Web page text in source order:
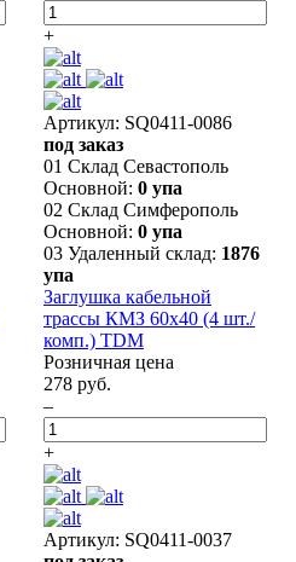
+
Артикул: SQ0411-0086
под заказ
01 Склад Севастополь
Основной: 0 упа
02 Склад Симферополь
Основной: 0 упа
03 Удаленный склад: 1876
упа
Заглушка кабельной
трассы КМЗ 60х40 (4 шт./
комп.) TDM
Розничная цена
278 руб.
–
+
Артикул: SQ0411-0037